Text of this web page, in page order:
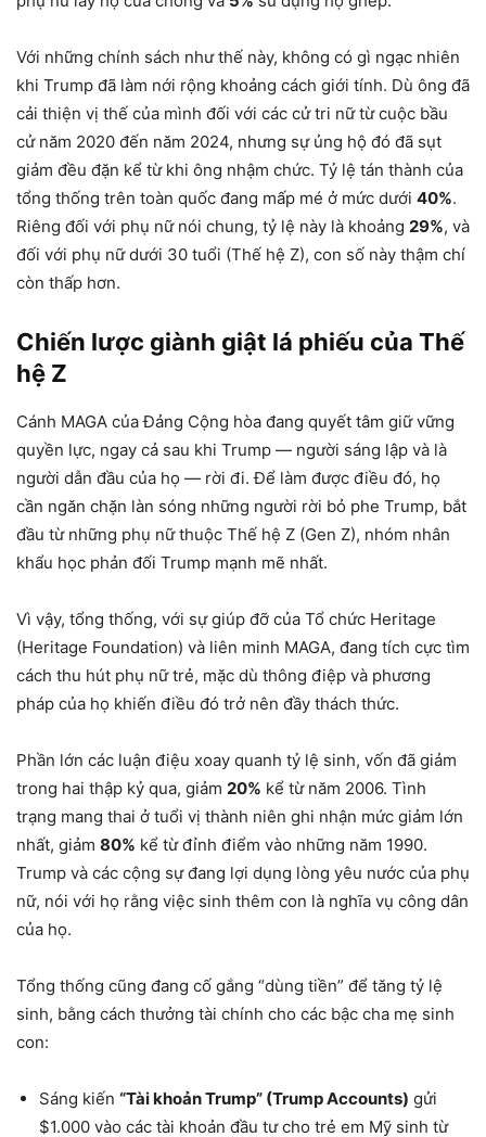
Với những chính sách như thế này, không có gì ngạc nhiên
khi Trump đã làm nới rộng khoảng cách giới tính. Dù ông đã
cải thiện vị thế của mình đối với các cử tri nữ từ cuộc bầu
cử năm 2020 đến năm 2024, nhưng sự ủng hộ đó đã sụt
giảm đều đặn kể từ khi ông nhậm chức. Tỷ lệ tán thành của
tổng thống trên toàn quốc đang mấp mé ở mức dưới 40%.
Riêng đối với phụ nữ nói chung, tỷ lệ này là khoảng 29%, và
đối với phụ nữ dưới 30 tuổi (Thế hệ Z), con số này thậm chí
còn thấp hơn.
Chiến lược giành giật lá phiếu của Thế
hệ Z
Cánh MAGA của Đảng Cộng hòa đang quyết tâm giữ vững
quyền lực, ngay cả sau khi Trump — người sáng lập và là
người dẫn đầu của họ — rời đi. Để làm được điều đó, họ
cần ngăn chặn làn sóng những người rời bỏ phe Trump, bắt
đầu từ những phụ nữ thuộc Thế hệ Z (Gen Z), nhóm nhân
khẩu học phản đối Trump mạnh mẽ nhất.
Vì vậy, tổng thống, với sự giúp đỡ của Tổ chức Heritage
(Heritage Foundation) và liên minh MAGA, đang tích cực tìm
cách thu hút phụ nữ trẻ, mặc dù thông điệp và phương
pháp của họ khiến điều đó trở nên đầy thách thức.
Phần lớn các luận điệu xoay quanh tỷ lệ sinh, vốn đã giảm
trong hai thập kỷ qua, giảm 20% kể từ năm 2006. Tình
trạng mang thai ở tuổi vị thành niên ghi nhận mức giảm lớn
nhất, giảm 80% kể từ đỉnh điểm vào những năm 1990.
Trump và các cộng sự đang lợi dụng lòng yêu nước của phụ
nữ, nói với họ rằng việc sinh thêm con là nghĩa vụ công dân
của họ.
Tổng thống cũng đang cố gắng “dùng tiền” để tăng tỷ lệ
sinh, bằng cách thưởng tài chính cho các bậc cha mẹ sinh
con:
Sáng kiến “Tài khoản Trump” (Trump Accounts) gửi
$1.000 vào các tài khoản đầu tư cho trẻ em Mỹ sinh từ